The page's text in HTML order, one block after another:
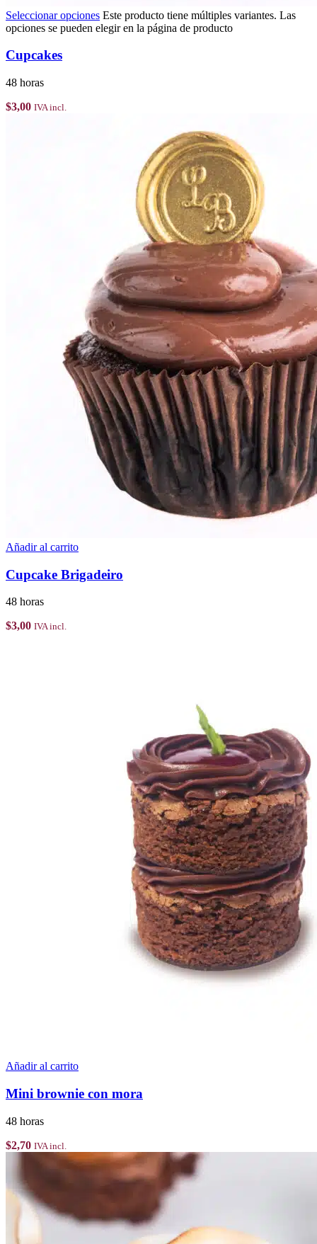
Seleccionar opciones Este producto tiene múltiples variantes. Las
opciones se pueden elegir en la página de producto
Cupcakes
48 horas
$3,00 IVA incl.
Añadir al carrito
Cupcake Brigadeiro
48 horas
$3,00 IVA incl.
Añadir al carrito
Mini brownie con mora
48 horas
$2,70 IVA incl.